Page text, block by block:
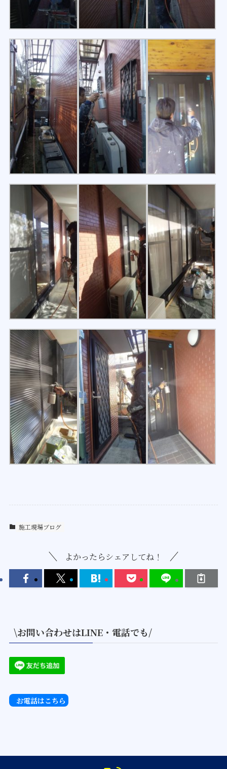
施工現場ブログ
よかったらシェアしてね！
\お問い合わせはLINE・電話でも/
お電話はこちら